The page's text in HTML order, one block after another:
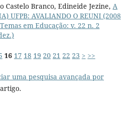
Castelo Branco, Edineide Jezine, A
UFPB: AVALIANDO O REUNI (2008
em Educação: v. 22 n. 2
16 17 18 19 20 21 22 23 > >>
uma pesquisa avançada por